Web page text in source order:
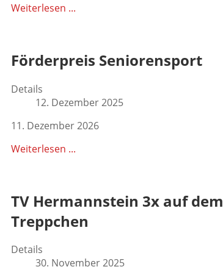
Weiterlesen ...
Förderpreis Seniorensport
Details
12. Dezember 2025
11. Dezember 2026
Weiterlesen ...
TV Hermannstein 3x auf dem
Treppchen
Details
30. November 2025